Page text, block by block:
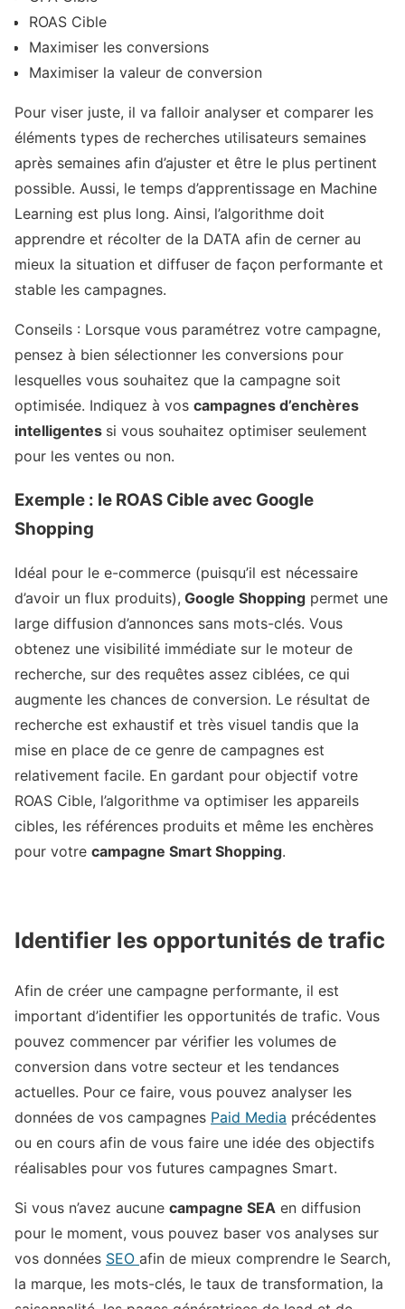
ROAS Cible
Maximiser les conversions
Maximiser la valeur de conversion
Pour viser juste, il va falloir analyser et comparer les
éléments types de recherches utilisateurs semaines
après semaines afin d’ajuster et être le plus pertinent
possible. Aussi, le temps d’apprentissage en Machine
Learning est plus long. Ainsi, l’algorithme doit
apprendre et récolter de la DATA afin de cerner au
mieux la situation et diffuser de façon performante et
stable les campagnes.
Conseils : Lorsque vous paramétrez votre campagne,
pensez à bien sélectionner les conversions pour
lesquelles vous souhaitez que la campagne soit
optimisée. Indiquez à vos campagnes d’enchères
intelligentes si vous souhaitez optimiser seulement
pour les ventes ou non.
Exemple : le ROAS Cible avec Google
Shopping
Idéal pour le e-commerce (puisqu’il est nécessaire
d’avoir un flux produits), Google Shopping permet une
large diffusion d’annonces sans mots-clés. Vous
obtenez une visibilité immédiate sur le moteur de
recherche, sur des requêtes assez ciblées, ce qui
augmente les chances de conversion. Le résultat de
recherche est exhaustif et très visuel tandis que la
mise en place de ce genre de campagnes est
relativement facile. En gardant pour objectif votre
ROAS Cible, l’algorithme va optimiser les appareils
cibles, les références produits et même les enchères
pour votre campagne Smart Shopping.
Identifier les opportunités de trafic
Afin de créer une campagne performante, il est
important d’identifier les opportunités de trafic. Vous
pouvez commencer par vérifier les volumes de
conversion dans votre secteur et les tendances
actuelles. Pour ce faire, vous pouvez analyser les
données de vos campagnes Paid Media précédentes
ou en cours afin de vous faire une idée des objectifs
réalisables pour vos futures campagnes Smart.
Si vous n’avez aucune campagne SEA en diffusion
pour le moment, vous pouvez baser vos analyses sur
vos données SEO afin de mieux comprendre le Search,
la marque, les mots-clés, le taux de transformation, la